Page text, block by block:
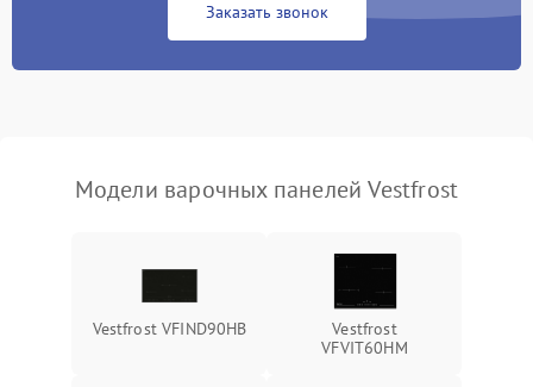
Заказать звонок
Модели варочных панелей Vestfrost
Vestfrost VFIND90HB
Vestfrost
VFVIT60HM